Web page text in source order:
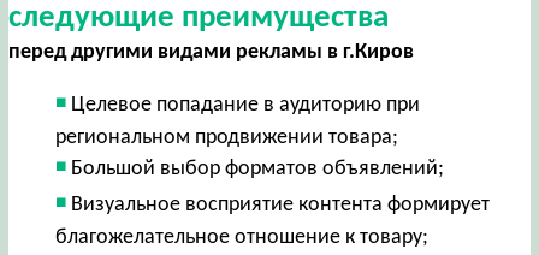
следующие преимущества
перед другими видами рекламы в г.Киров
Целевое попадание в аудиторию при
региональном продвижении товара;
Большой выбор форматов объявлений;
Визуальное восприятие контента формирует
благожелательное отношение к товару;